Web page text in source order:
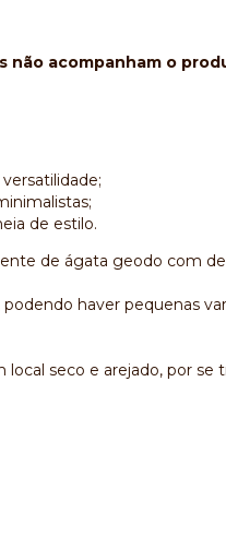
não acompanham o
de estilo.
de ágata geodo com
haver pequenas
seco e arejado, por se